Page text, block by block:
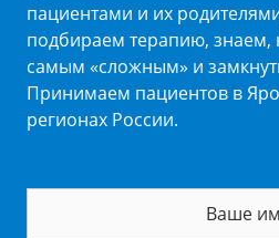
пациентами и их
подбираем терапию, знаем,
самым «сложным» и
Принимаем пациентов в
регионах России.